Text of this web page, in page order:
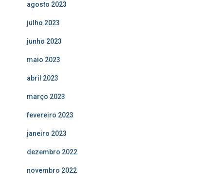
agosto 2023
julho 2023
junho 2023
maio 2023
abril 2023
março 2023
fevereiro 2023
janeiro 2023
dezembro 2022
novembro 2022